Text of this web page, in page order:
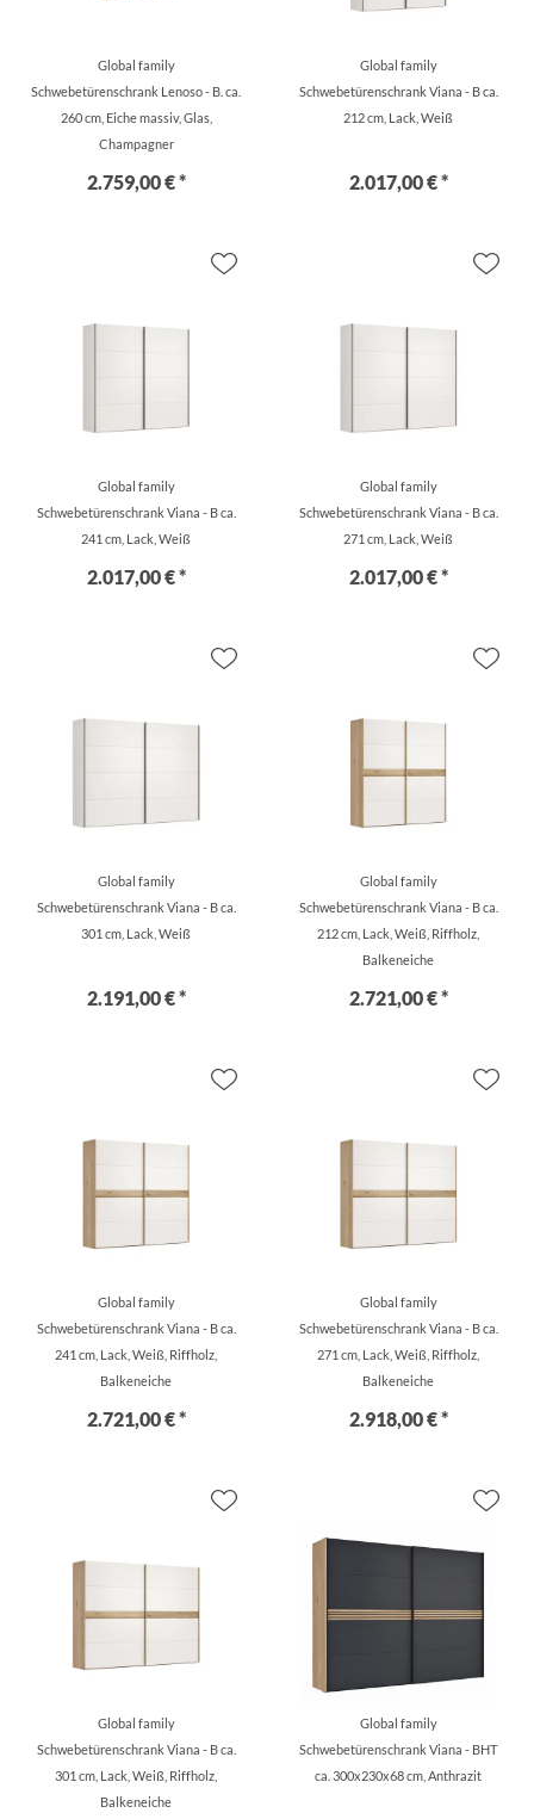
Global family
Schwebetürenschrank Lenoso - B. ca.
260 cm, Eiche massiv, Glas,
Champagner
2.759,00 € *
Global family
Schwebetürenschrank Viana - B ca.
212 cm, Lack, Weiß
2.017,00 € *
Global family
Schwebetürenschrank Viana - B ca.
241 cm, Lack, Weiß
2.017,00 € *
Global family
Schwebetürenschrank Viana - B ca.
271 cm, Lack, Weiß
2.017,00 € *
Global family
Schwebetürenschrank Viana - B ca.
301 cm, Lack, Weiß
2.191,00 € *
Global family
Schwebetürenschrank Viana - B ca.
212 cm, Lack, Weiß, Riffholz,
Balkeneiche
2.721,00 € *
Global family
Schwebetürenschrank Viana - B ca.
241 cm, Lack, Weiß, Riffholz,
Balkeneiche
2.721,00 € *
Global family
Schwebetürenschrank Viana - B ca.
271 cm, Lack, Weiß, Riffholz,
Balkeneiche
2.918,00 € *
Global family
Schwebetürenschrank Viana - B ca.
301 cm, Lack, Weiß, Riffholz,
Balkeneiche
Global family
Schwebetürenschrank Viana - BHT
ca. 300x230x68 cm, Anthrazit